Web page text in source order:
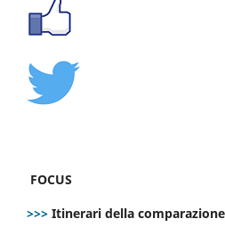
FOCUS
>>> Itinerari della comparazione